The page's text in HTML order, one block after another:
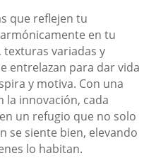
que reflejen tu
en tu
variadas y
entrelazan para dar vida
y motiva. Con una
la innovación, cada
un refugio que no solo
se siente bien, elevando
lo habitan.